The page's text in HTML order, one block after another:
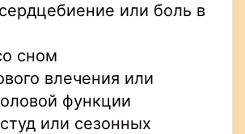
или боль в
сном
влечения или
функции
или сезонных